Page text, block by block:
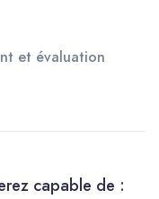
et évaluation
capable de :